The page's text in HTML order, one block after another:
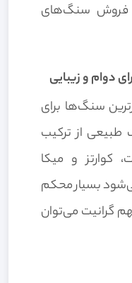
فروش سنگ‌های
سنگ‌ها برای
طبیعی از ترکیب
کوارتز و میکا
بسیار محکم
گرانیت می‌توان